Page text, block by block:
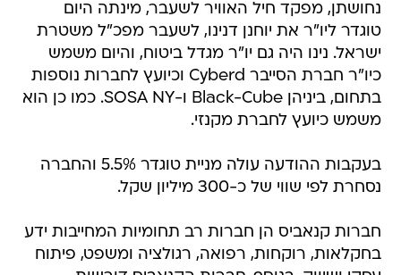
נחושתן, מפקד חיל האוויר לשעבר, מינתה היום
טוגדר ליו"ר את יוחנן דנינו, לשעבר מפכ"ל משטרת
ישראל. נינו היה גם יו"ר מגדל ביטוח, והיום משמש
כיו"ר חברת הסייבר Cyberd וכיועץ לחברות נוספות
בתחום, ביניהן Black-Cube ו-SOSA NY. כמו כן הוא
משמש כיועץ לחברת מקנזי.
בעקבות ההודעה עולה מניית טוגדר 5.5% והחברה
נסחרת לפי שווי של כ-300 מיליון שקל.
חברות קנאביס הן חברות רב תחומיות המחייבות ידע
בחקלאות, רוקחות, רפואה, רגולציה ומשפט, פיתוח